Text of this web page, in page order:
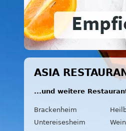
ASIA
...und weitere
Brackenheim
Untereisesheim